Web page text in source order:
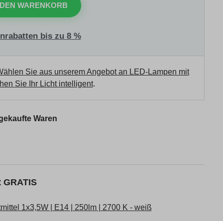
WARENKORB
bis zu 8 %
Sie aus unserem Angebot an LED-Lampen mit
Sie Ihr Licht intelligent.
Waren
1x3,5W | E14 | 250lm | 2700 K - weiß